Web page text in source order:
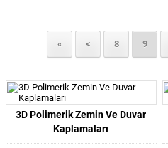
« < 8 9
3D Polimerik Zemin Ve Duvar
Kaplamaları